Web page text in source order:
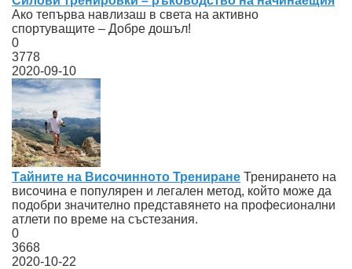
Ако тепърва навлизаш в света на активно
спортуващите – Добре дошъл!
0
3778
2020-09-10
Тайните на Височинното Трениране Тренирането на
височина е популярен и легален метод, който може да
подобри значително представянето на професионални
атлети по време на състезания.
0
3668
2020-10-22